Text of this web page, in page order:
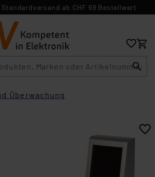
ab CHF 69 Bestellwert
Überwachung